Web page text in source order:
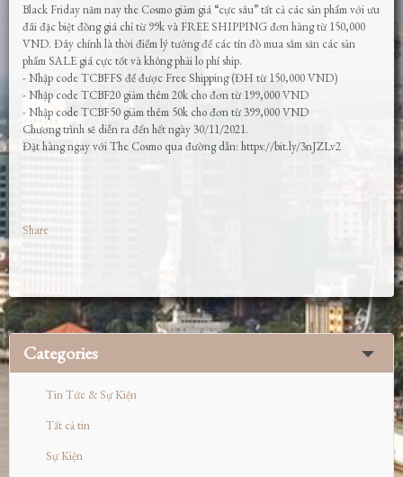
Black Friday năm nay the Cosmo giảm giá “cực sâu” tất cả các sản phẩm với ưu
đãi đặc biệt đồng giá chỉ từ 99k và FREE SHIPPING đơn hàng từ 150,000
VND. Đây chính là thời điểm lý tưởng để các tín đồ mua sắm săn các sản
phẩm SALE giá cực tốt và không phải lo phí ship.
- Nhập code TCBFFS để được Free Shipping (ĐH từ 150,000 VND)
- Nhập code TCBF20 giảm thêm 20k cho đơn từ 199,000 VND
- Nhập code TCBF50 giảm thêm 50k cho đơn từ 399,000 VND
Chương trình sẽ diễn ra đến hết ngày 30/11/2021.
Đặt hàng ngay với The Cosmo qua đường dẫn: https://bit.ly/3nJZLv2
Share
Categories
Tin Tức & Sự Kiện
Tất cả tin
Sự Kiện